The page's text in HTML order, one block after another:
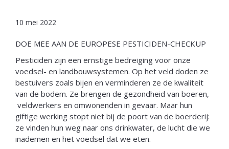
10 mei 2022
DOE MEE AAN DE EUROPESE PESTICIDEN-CHECKUP
Pesticiden zijn een ernstige bedreiging voor onze
voedsel- en landbouwsystemen. Op het veld doden ze
bestuivers zoals bijen en verminderen ze de kwaliteit
van de bodem. Ze brengen de gezondheid van boeren,
veldwerkers en omwonenden in gevaar. Maar hun
giftige werking stopt niet bij de poort van de boerderij:
ze vinden hun weg naar ons drinkwater, de lucht die we
inademen en het voedsel dat we eten.